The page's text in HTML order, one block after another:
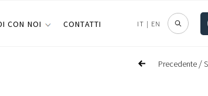
CON NOI CONTATTI IT | EN
Precedente /